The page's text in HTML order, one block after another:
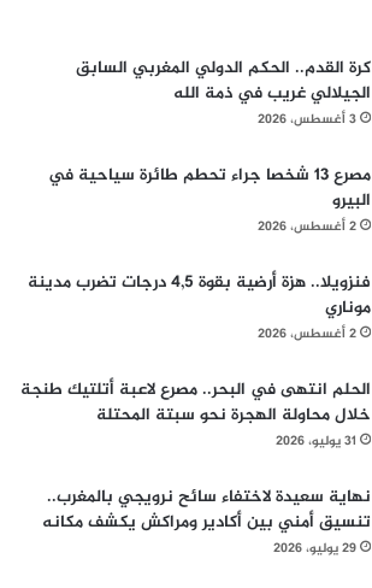
كرة القدم.. الحكم الدولي المغربي السابق
الجيلالي غريب في ذمة الله
3 أغسطس، 2026
مصرع 13 شخصا جراء تحطم طائرة سياحية في
البيرو
2 أغسطس، 2026
فنزويلا.. هزة أرضية بقوة 4,5 درجات تضرب مدينة
موناري
2 أغسطس، 2026
الحلم انتهى في البحر.. مصرع لاعبة أتلتيك طنجة
خلال محاولة الهجرة نحو سبتة المحتلة
31 يوليو، 2026
نهاية سعيدة لاختفاء سائح نرويجي بالمغرب..
تنسيق أمني بين أكادير ومراكش يكشف مكانه
29 يوليو، 2026